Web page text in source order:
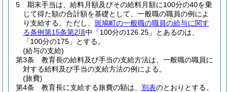
5
期末手当は、給料月額及びその給料月額に100分の40を乗
じて得た額の合計額を基礎として、一般職の職員の例によ
り支給する。 ただし、 斑鳩町の一般職の職員の給与に関す
る条例第15条第2項中「100分の126.25」とあるのは、
「100分の175」とする。
(給与の支給)
第3条
教育長の給料及び手当の支給方法は、一般職の職員に
対する給料及び手当の支給方法の例による。
(旅費)
第4条
教育長に支給する旅費の額は、 別表のとおりとする。